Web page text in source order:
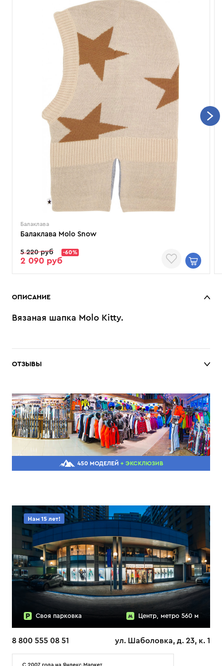
Балаклава
Балаклава Molo Snow
5 220 руб -60%
2 090 руб
ОПИСАНИЕ
Вязаная шапка Molo Kitty.
ОТЗЫВЫ
450 МОДЕЛЕЙ + ЭКСКЛЮЗИВ
Нам 15 лет!
Своя парковка Центр, метро 560 м
8 800 555 08 51 ул. Шаболовка, д. 23, к. 1